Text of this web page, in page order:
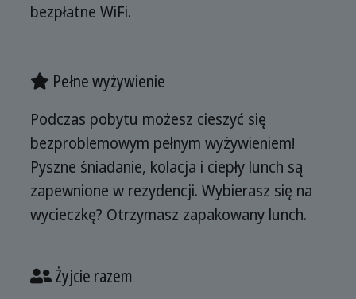
bezpłatne WiFi.
Pełne wyżywienie
Podczas pobytu możesz cieszyć się
bezproblemowym pełnym wyżywieniem!
Pyszne śniadanie, kolacja i ciepły lunch są
zapewnione w rezydencji. Wybierasz się na
wycieczkę? Otrzymasz zapakowany lunch.
Żyjcie razem